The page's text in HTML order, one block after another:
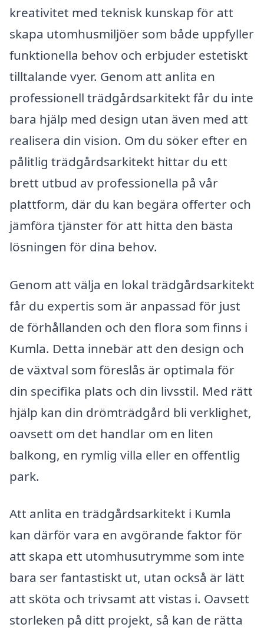
kreativitet med teknisk kunskap för att
skapa utomhusmiljöer som både uppfyller
funktionella behov och erbjuder estetiskt
tilltalande vyer. Genom att anlita en
professionell trädgårdsarkitekt får du inte
bara hjälp med design utan även med att
realisera din vision. Om du söker efter en
pålitlig trädgårdsarkitekt hittar du ett
brett utbud av professionella på vår
plattform, där du kan begära offerter och
jämföra tjänster för att hitta den bästa
lösningen för dina behov.
Genom att välja en lokal trädgårdsarkitekt
får du expertis som är anpassad för just
de förhållanden och den flora som finns i
Kumla. Detta innebär att den design och
de växtval som föreslås är optimala för
din specifika plats och din livsstil. Med rätt
hjälp kan din drömträdgård bli verklighet,
oavsett om det handlar om en liten
balkong, en rymlig villa eller en offentlig
park.
Att anlita en trädgårdsarkitekt i Kumla
kan därför vara en avgörande faktor för
att skapa ett utomhusutrymme som inte
bara ser fantastiskt ut, utan också är lätt
att sköta och trivsamt att vistas i. Oavsett
storleken på ditt projekt, så kan de rätta